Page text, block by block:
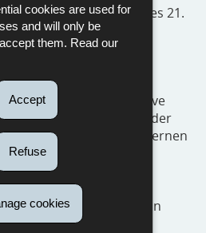
cookies are used for
and will only be
them. Read our
Accept
Refuse
cookies
des 21.
daraus abzuleitende
von Unterrichts- und
hin zu stärker
welche eine aktive
Eigenverantwortung der
zu kooperativem Lernen
digitaler
Intelligenz;
der Lehrkräfte in
Bildungssystem.